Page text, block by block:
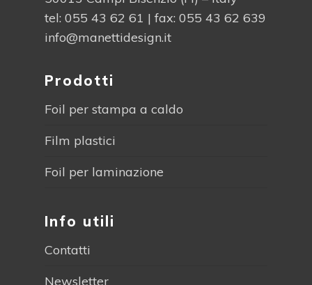
tel: 055 43 62 61 | fax: 055 43 62 639
info@manettidesign.it
Prodotti
Foil per stampa a caldo
Film plastici
Foil per laminazione
Info utili
Contatti
Newsletter